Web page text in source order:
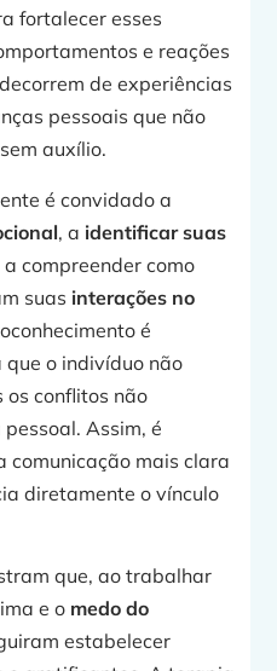
fortalecer esses
e reações
de experiências
pessoais que não
auxílio.
é convidado a
, a identificar suas
a compreender como
suas interações no
é
o indivíduo não
os conflitos não
Assim, é
comunicação mais clara
diretamente o vínculo
que, ao trabalhar
e o medo do
estabelecer